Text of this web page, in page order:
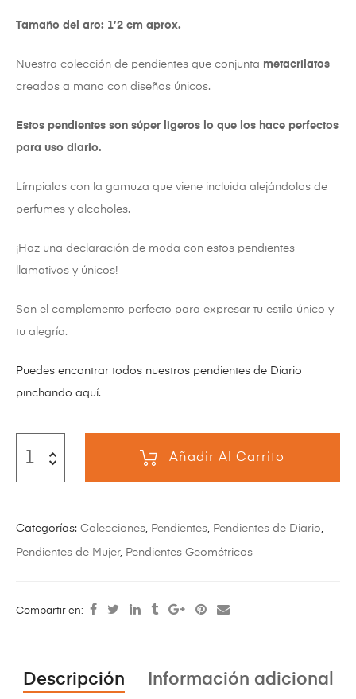
Tamaño del aro: 1’2 cm aprox.
Nuestra colección de pendientes que conjunta metacrilatos
creados a mano con diseños únicos.
Estos pendientes son súper ligeros lo que los hace perfectos
para uso diario.
Límpialos con la gamuza que viene incluida alejándolos de
perfumes y alcoholes.
¡Haz una declaración de moda con estos pendientes
llamativos y únicos!
Son el complemento perfecto para expresar tu estilo único y
tu alegría.
Puedes encontrar todos nuestros pendientes de Diario
pinchando aquí.
Añadir Al Carrito
Categorías: Colecciones, Pendientes, Pendientes de Diario,
Pendientes de Mujer, Pendientes Geométricos
Compartir en:
Descripción Información adicional